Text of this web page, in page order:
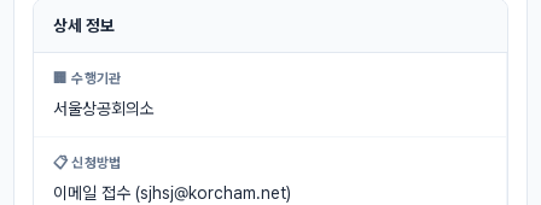
상세 정보
🏢 수행기관
서울상공회의소
📋 신청방법
이메일 접수 (sjhsj@korcham.net)